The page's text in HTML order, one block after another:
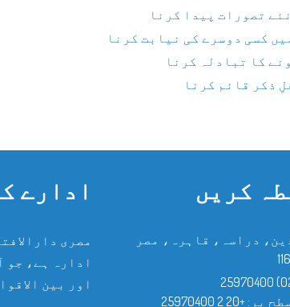
تصورات پیدا کرنا
کسی دوسرے کی نیابت کرنا
کا تبادلہ کرنا
ذکر قائم کرنا
کریں
دراسہ، قاہرہ، مصر
پر: +20 2 25970400
ادارے
مصری
ادارہ ہے، جو
اور بین